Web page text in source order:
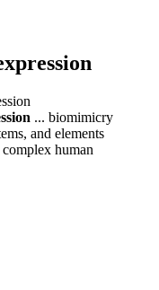
... biomimicry
and elements
human